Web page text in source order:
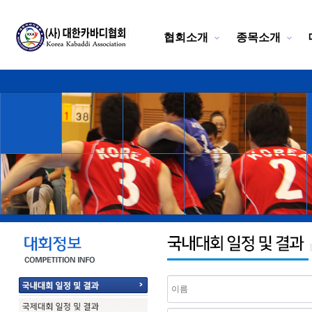
협회소개 종목소개